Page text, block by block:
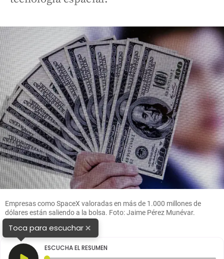
Empresas como SpaceX valoradas en más de 1.000 millones de
dólares están saliendo a la bolsa. Foto: Jaime Pérez Munévar.
Toca para escuchar×
ESCUCHA EL RESUMEN